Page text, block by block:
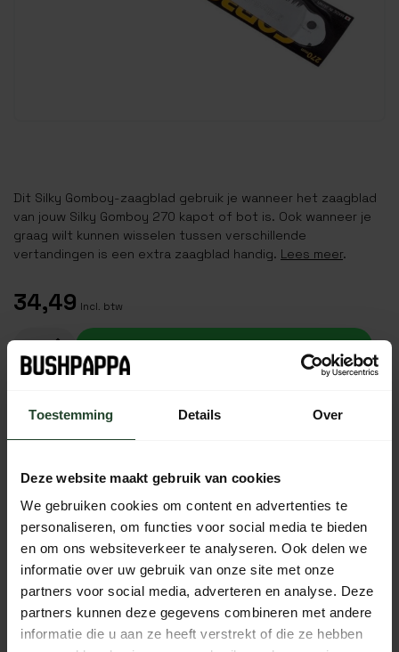
Toestemming Details Over
Deze website maakt gebruik van cookies
We gebruiken cookies om content en advertenties te
personaliseren, om functies voor social media te bieden
en om ons websiteverkeer te analyseren. Ook delen we
informatie over uw gebruik van onze site met onze
partners voor social media, adverteren en analyse. Deze
partners kunnen deze gegevens combineren met andere
informatie die u aan ze heeft verstrekt of die ze hebben
Dit Silky Gomboy-zaagblad gebruik je wanneer het zaagblad
van jouw Silky Gomboy 270 kapot of bot is. Ook wanneer je
graag wilt kunnen wisselen tussen verschillende
vertandingen is een extra zaagblad handig. Lees meer.
34,49 Incl. btw
Gratis verzending vanaf € 90,- (NL, BE & DE)
Ma t/m Vr voor 17:00 besteld, dezelfde dag verzonden
Iedere dag bereikbaar van 10:00 tot 20:00 via de chat,
telefoon of email
PRODUCTOMSCHRIJVING